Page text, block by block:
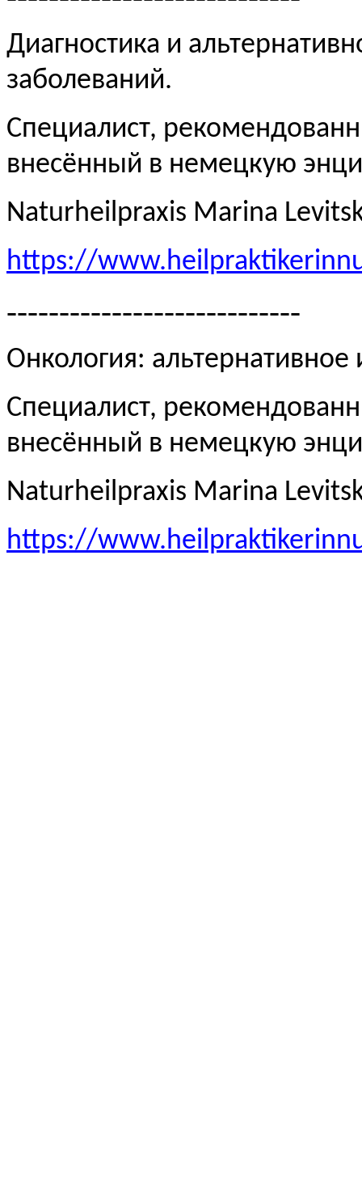
Диагностика и
заболеваний.
Специалист,
внесённый в немецкую
Naturheilpraxis Marina
https://
----------------------------
Онкология:
Специалист,
внесённый в немецкую
Naturheilpraxis Marina
https://